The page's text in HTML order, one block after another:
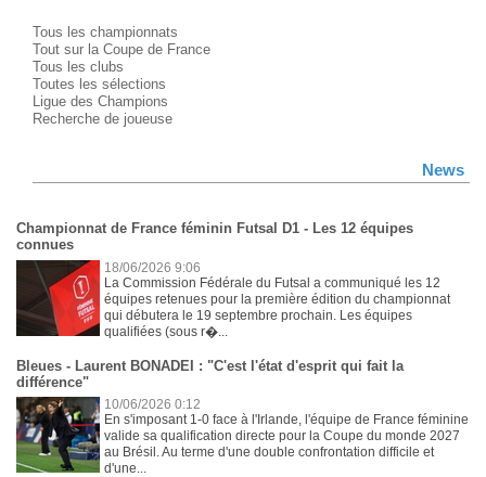
Tous les championnats
Tout sur la Coupe de France
Tous les clubs
Toutes les sélections
Ligue des Champions
Recherche de joueuse
News
Championnat de France féminin Futsal D1 - Les 12 équipes
connues
18/06/2026 9:06
La Commission Fédérale du Futsal a communiqué les 12
équipes retenues pour la première édition du championnat
qui débutera le 19 septembre prochain. Les équipes
qualifiées (sous r�...
Bleues - Laurent BONADEI : "C'est l'état d'esprit qui fait la
différence"
10/06/2026 0:12
En s'imposant 1-0 face à l'Irlande, l'équipe de France féminine
valide sa qualification directe pour la Coupe du monde 2027
au Brésil. Au terme d'une double confrontation difficile et
d'une...